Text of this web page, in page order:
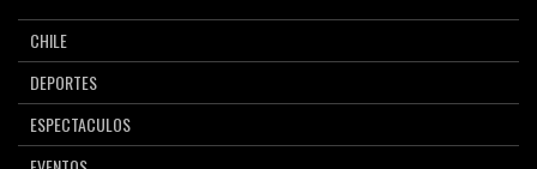
CHILE
DEPORTES
ESPECTACULOS